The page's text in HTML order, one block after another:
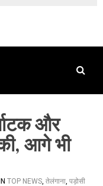
और
आगे भी
TOP NEWS, तेलंगाना, पड़ोसी